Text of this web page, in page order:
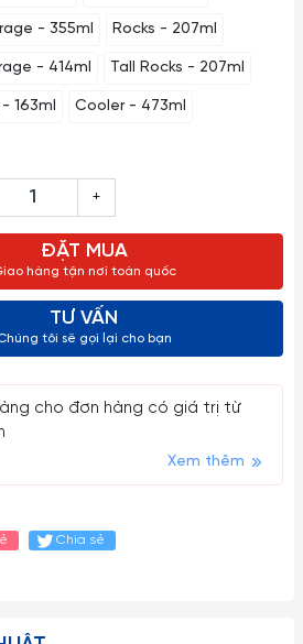
- 355ml Rocks - 207ml
- 414ml Tall Rocks - 207ml
163ml Cooler - 473ml
+
ĐẶT MUA
hàng tận nơi toàn quốc
TƯ VẤN
tôi sẽ gọi lại cho bạn
cho đơn hàng có giá trị từ
Xem thêm
Chia sẻ